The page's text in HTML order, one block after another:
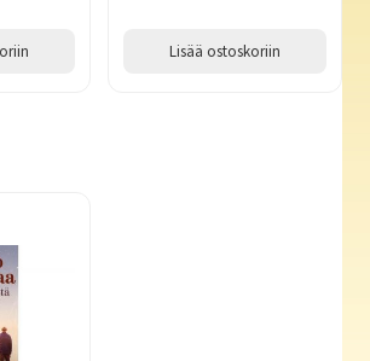
Lisää ostoskoriin